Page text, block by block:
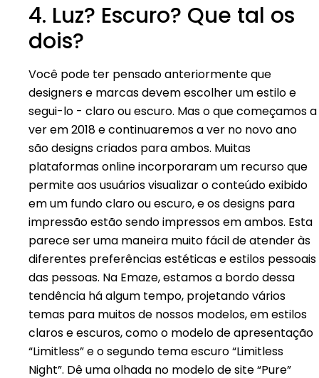
4. Luz? Escuro? Que tal os
dois?
Você pode ter pensado anteriormente que
designers e marcas devem escolher um estilo e
segui-lo - claro ou escuro. Mas o que começamos a
ver em 2018 e continuaremos a ver no novo ano
são designs criados para ambos. Muitas
plataformas online incorporaram um recurso que
permite aos usuários visualizar o conteúdo exibido
em um fundo claro ou escuro, e os designs para
impressão estão sendo impressos em ambos. Esta
parece ser uma maneira muito fácil de atender às
diferentes preferências estéticas e estilos pessoais
das pessoas. Na Emaze, estamos a bordo dessa
tendência há algum tempo, projetando vários
temas para muitos de nossos modelos, em estilos
claros e escuros, como o modelo de apresentação
“Limitless” e o segundo tema escuro “Limitless
Night”. Dê uma olhada no modelo de site “Pure”